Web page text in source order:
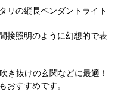
リの縦長ペンダントライト
接照明のように幻想的で表
き抜けの玄関などに最適！
おすすめです。